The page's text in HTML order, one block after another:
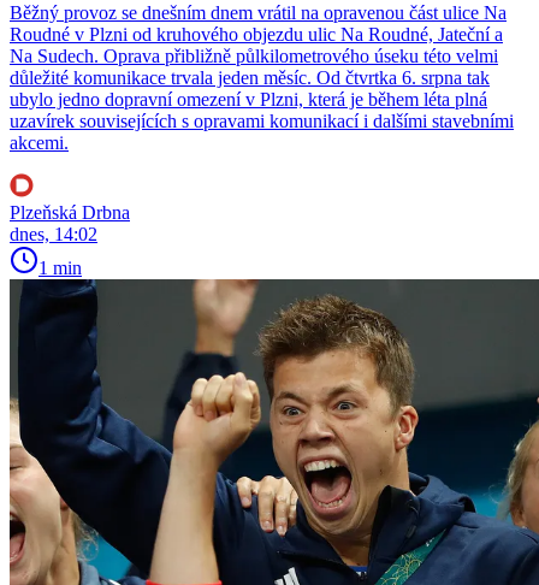
Běžný provoz se dnešním dnem vrátil na opravenou část ulice Na
Roudné v Plzni od kruhového objezdu ulic Na Roudné, Jateční a
Na Sudech. Oprava přibližně půlkilometrového úseku této velmi
důležité komunikace trvala jeden měsíc. Od čtvrtka 6. srpna tak
ubylo jedno dopravní omezení v Plzni, která je během léta plná
uzavírek souvisejících s opravami komunikací i dalšími stavebními
akcemi.
Plzeňská Drbna
dnes, 14:02
1 min